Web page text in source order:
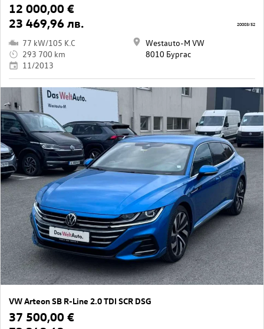
12 000,00 €
23 469,96 лв.
77 kW/105 K.C
293 700 km
11/2013
Westauto-M VW
8010 Бургас
20003/52
VW Arteon SB R-Line 2.0 TDI SCR DSG
37 500,00 €